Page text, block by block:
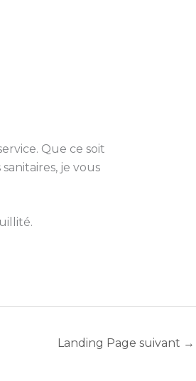
Que ce soit
je vous
Landing Page suivant →